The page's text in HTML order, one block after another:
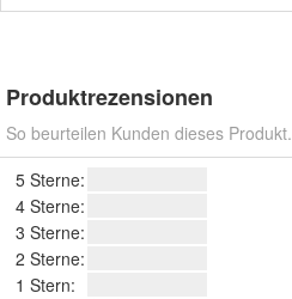
Produktrezensionen
So beurteilen Kunden dieses Produkt.
5 Sterne:
4 Sterne:
3 Sterne:
2 Sterne:
1 Stern: